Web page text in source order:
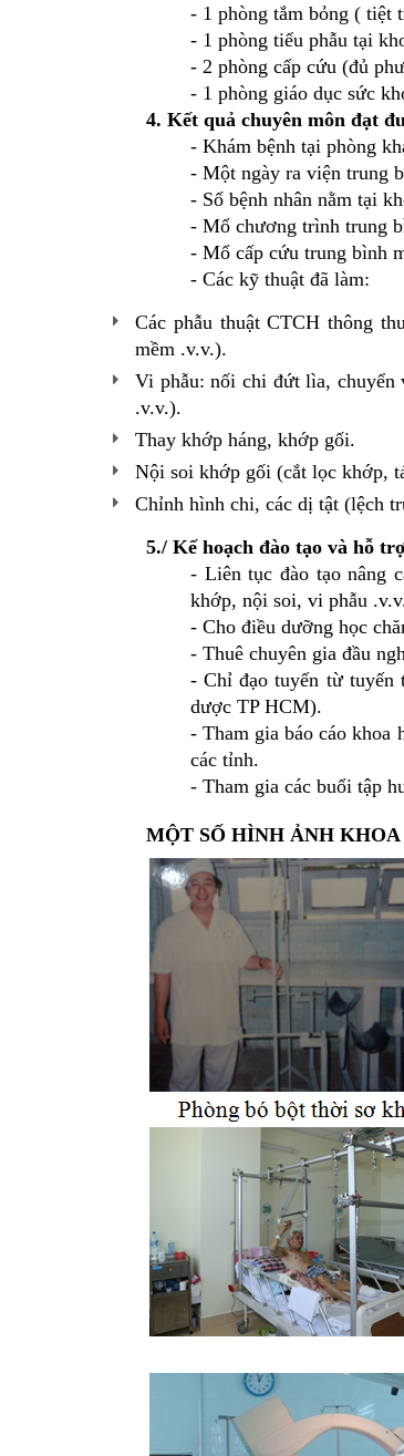
- 1 phòng tắm bỏng ( tiệt
- 1 phòng tiểu phẫu tại
- 2 phòng cấp cứu (đủ
- 1 phòng giáo dục sức
4. Kết quả chuyên môn đạt
- Khám bệnh tại phòng
- Một ngày ra viện trung
- Số bệnh nhân nằm tại
- Mổ chương trình trung
- Mổ cấp cứu trung bình
- Các kỹ thuật đã làm:
Các phẫu thuật CTCH thông
mềm .v.v.).
Vi phẫu: nối chi đứt lìa, chuyển
.v.v.).
Thay khớp háng, khớp gối.
Nội soi khớp gối (cắt lọc khớp,
Chỉnh hình chi, các dị tật (lệch
5./ Kế hoạch đào tạo và hỗ
- Liên tục đào tạo nâng
khớp, nội soi, vi phẫu
- Cho điều dưỡng học
- Thuê chuyên gia đầu
- Chỉ đạo tuyến từ
dược TP HCM).
- Tham gia báo cáo
các tỉnh.
- Tham gia các buổi tập
MỘT SỐ HÌNH ẢNH KHOA